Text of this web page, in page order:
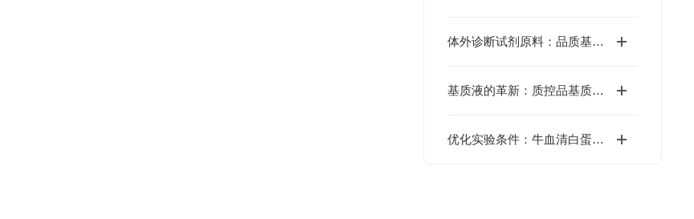
体外诊断试剂原料：品质基石与创新源泉的深度探索
基质液的革新：质控品基质液在提升检测准确性中的关键作用
优化实验条件：牛血清白蛋白在生物实验中的关键作用